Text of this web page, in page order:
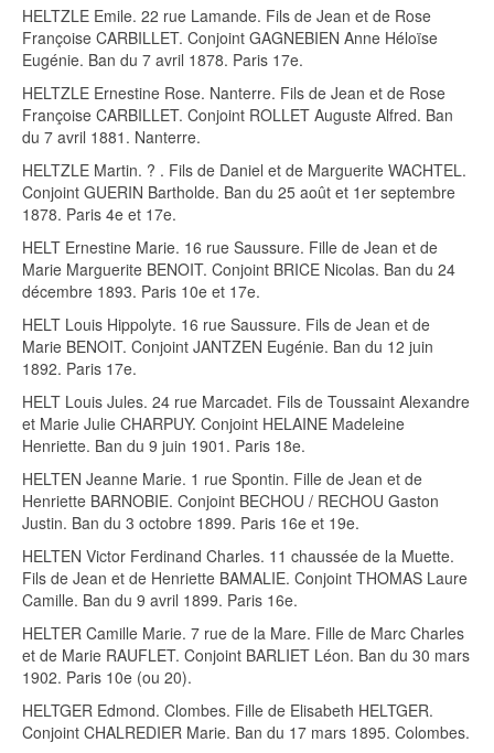
HELTZLE Emile. 22 rue Lamande. Fils de Jean et de Rose
Françoise CARBILLET. Conjoint GAGNEBIEN Anne Héloïse
Eugénie. Ban du 7 avril 1878. Paris 17e.
HELTZLE Ernestine Rose. Nanterre. Fils de Jean et de Rose
Françoise CARBILLET. Conjoint ROLLET Auguste Alfred. Ban
du 7 avril 1881. Nanterre.
HELTZLE Martin. ? . Fils de Daniel et de Marguerite WACHTEL.
Conjoint GUERIN Bartholde. Ban du 25 août et 1er septembre
1878. Paris 4e et 17e.
HELT Ernestine Marie. 16 rue Saussure. Fille de Jean et de
Marie Marguerite BENOIT. Conjoint BRICE Nicolas. Ban du 24
décembre 1893. Paris 10e et 17e.
HELT Louis Hippolyte. 16 rue Saussure. Fils de Jean et de
Marie BENOIT. Conjoint JANTZEN Eugénie. Ban du 12 juin
1892. Paris 17e.
HELT Louis Jules. 24 rue Marcadet. Fils de Toussaint Alexandre
et Marie Julie CHARPUY. Conjoint HELAINE Madeleine
Henriette. Ban du 9 juin 1901. Paris 18e.
HELTEN Jeanne Marie. 1 rue Spontin. Fille de Jean et de
Henriette BARNOBIE. Conjoint BECHOU / RECHOU Gaston
Justin. Ban du 3 octobre 1899. Paris 16e et 19e.
HELTEN Victor Ferdinand Charles. 11 chaussée de la Muette.
Fils de Jean et de Henriette BAMALIE. Conjoint THOMAS Laure
Camille. Ban du 9 avril 1899. Paris 16e.
HELTER Camille Marie. 7 rue de la Mare. Fille de Marc Charles
et de Marie RAUFLET. Conjoint BARLIET Léon. Ban du 30 mars
1902. Paris 10e (ou 20).
HELTGER Edmond. Clombes. Fille de Elisabeth HELTGER.
Conjoint CHALREDIER Marie. Ban du 17 mars 1895. Colombes.